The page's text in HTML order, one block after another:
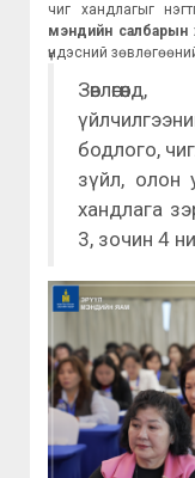
чиг хандлагыг
мэндийн салбарын
үндэсний
бодлого,
зүйл, олон
хандлага
3, зочин 4